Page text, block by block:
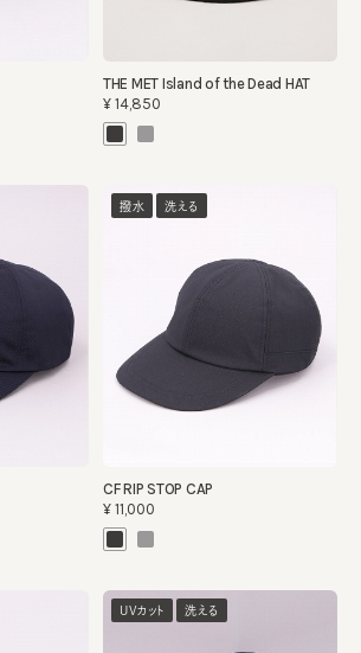
THE MET Island of the Dead HAT
¥14,850
撥水 洗える
CF RIP STOP CAP
¥11,000
UVカット 洗える